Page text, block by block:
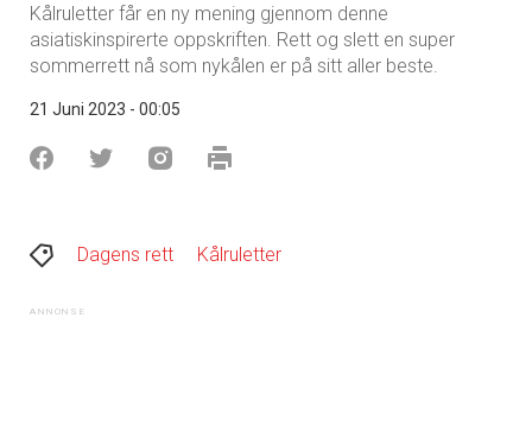
Kålruletter får en ny mening gjennom denne
asiatiskinspirerte oppskriften. Rett og slett en super
sommerrett nå som nykålen er på sitt aller beste.
21 Juni 2023 - 00:05
Dagens rett Kålruletter